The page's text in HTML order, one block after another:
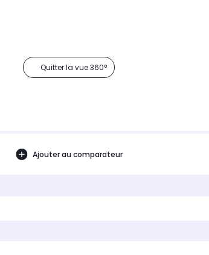
Quitter la vue 360°
Ajouter au comparateur